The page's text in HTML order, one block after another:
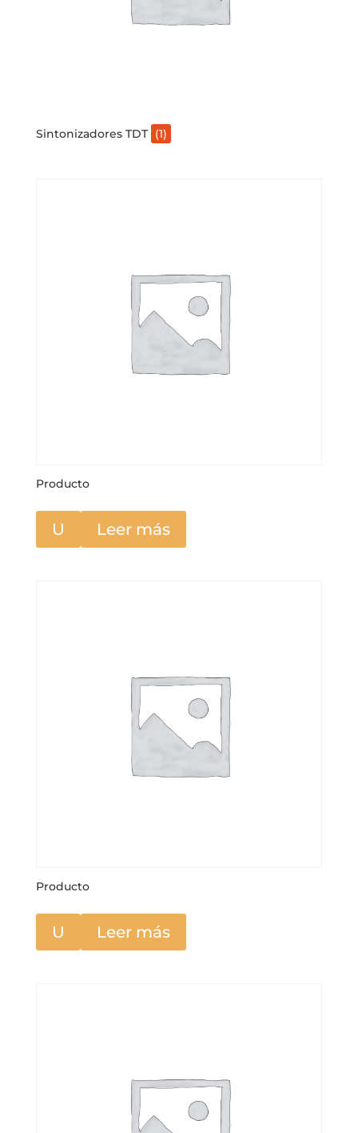
Sintonizadores TDT (1)
Producto
U Leer más
Producto
U Leer más